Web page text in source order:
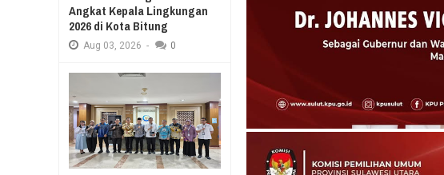
Angkat Kepala Lingkungan
2026 di Kota Bitung
Aug 03, 2026 - 0